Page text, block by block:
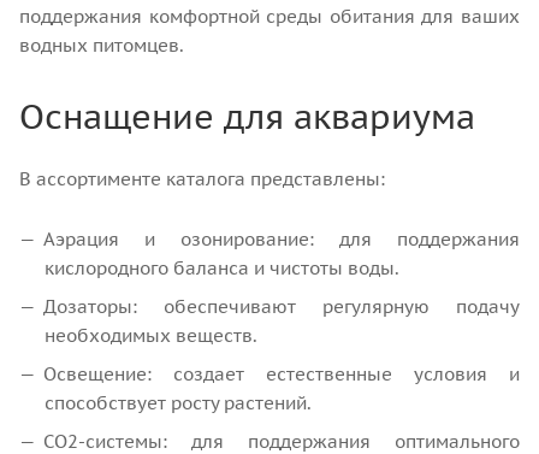
поддержания комфортной среды обитания для ваших
водных питомцев.
Оснащение для аквариума
В ассортименте каталога представлены:
Аэрация и озонирование: для поддержания
кислородного баланса и чистоты воды.
Дозаторы: обеспечивают регулярную подачу
необходимых веществ.
Освещение: создает естественные условия и
способствует росту растений.
СО2-системы: для поддержания оптимального